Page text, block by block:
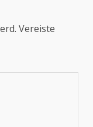
Vereiste